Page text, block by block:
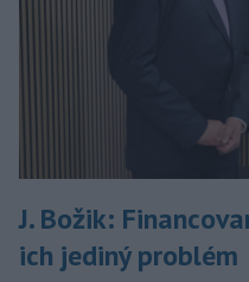
J. Božik:
ich jediný problém